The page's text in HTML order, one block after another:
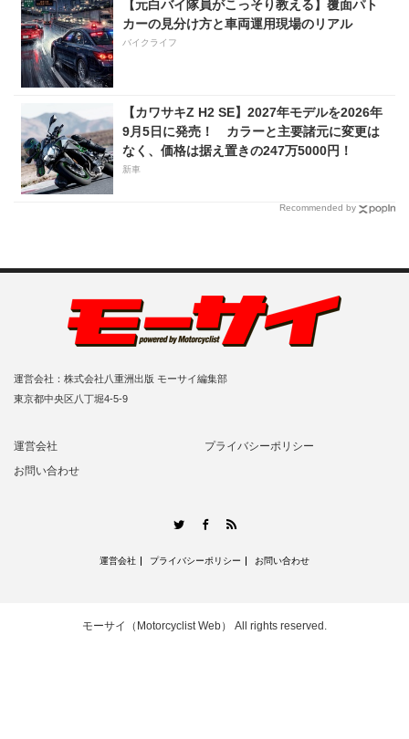
【元白バイ隊員がこっそり教える】覆面パト
カーの見分け方と車両運用現場のリアル
バイクライフ
【カワサキZ H2 SE】2027年モデルを2026年
9月5日に発売！ カラーと主要諸元に変更は
なく、価格は据え置きの247万5000円！
新車
Recommended by
運営会社：株式会社八重洲出版 モーサイ編集部
東京都中央区八丁堀4-5-9
運営会社
プライバシーポリシー
お問い合わせ
TwitterFacebook
運営会社 プライバシーポリシー お問い合わせ
モーサイ（Motorcyclist Web） All rights reserved.